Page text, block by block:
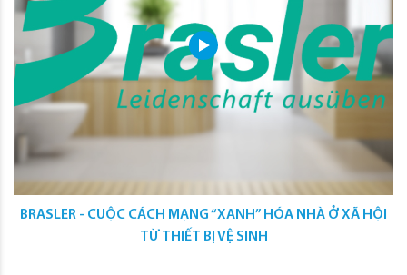
BRASLER - CUỘC CÁCH MẠNG “XANH” HÓA NHÀ Ở XÃ HỘI
TỪ THIẾT BỊ VỆ SINH